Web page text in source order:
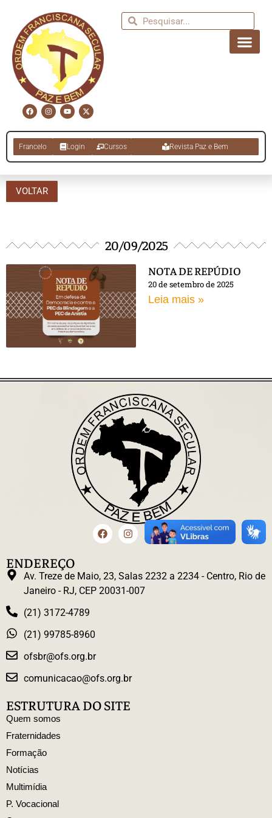
Francelo Login Cursos Revista Paz e Bem
VOLTAR
20/09/2025
NOTA DE REPÚDIO
20 de setembro de 2025
Leia mais »
ENDEREÇO
Av. Treze de Maio, 23, Salas 2232 a 2234 - Centro, Rio de
Janeiro - RJ, CEP 20031-007
(21) 3172-4789
(21) 99785-8960
ofsbr@ofs.org.br
comunicacao@ofs.org.br
ESTRUTURA DO SITE
Quem somos
Fraternidades
Formação
Notícias
Multimídia
P. Vocacional